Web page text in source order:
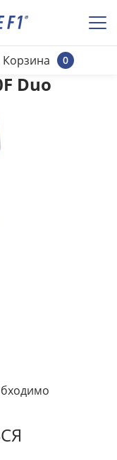
0
Корзина
Duo